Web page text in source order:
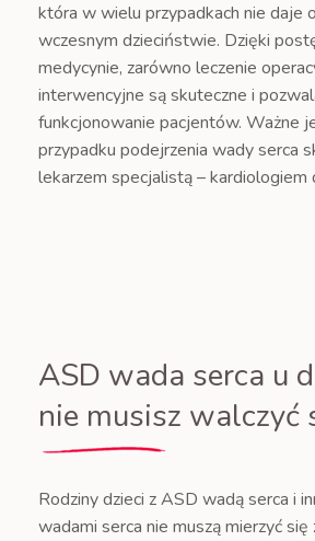
która w wielu przypadkach nie daje
wczesnym dzieciństwie. Dzięki
medycynie, zarówno leczenie
interwencyjne są skuteczne i
funkcjonowanie pacjentów. Ważne
przypadku podejrzenia wady serca
lekarzem specjalistą – kardiologiem
ASD wada serca u
nie musisz walczyć
Rodziny dzieci z ASD wadą serca i
wadami serca nie muszą mierzyć